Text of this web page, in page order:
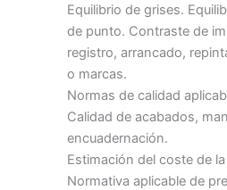
Equilibrio de grises.
de punto. Contraste de
registro, arrancado,
o marcas.
Normas de calidad
Calidad de acabados,
encuadernación.
Estimación del coste de
Normativa aplicable de